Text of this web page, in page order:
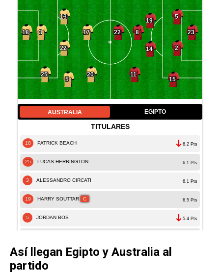
Así llegan Egipto y Australia al
partido